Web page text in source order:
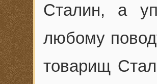
Сталин, а
любому
товарищ